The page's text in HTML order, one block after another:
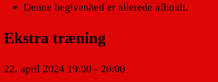
Denne begivenhed er allerede afholdt.
Ekstra træning
22. april 2024 19:00 - 20:00